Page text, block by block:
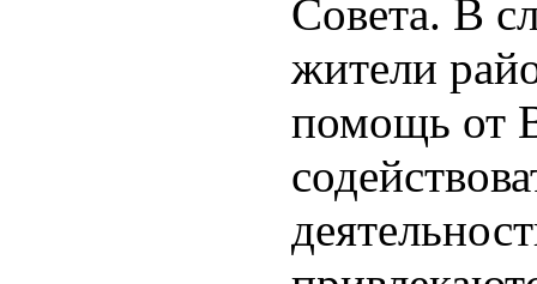
Совета. В
жители
помощь от